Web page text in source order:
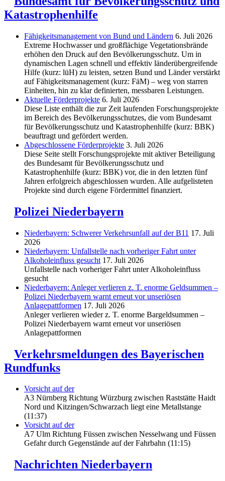
Katastrophenhilfe
Fähigkeitsmanagement von Bund und Ländern 6. Juli 2026
Extreme Hochwasser und großflächige Vegetationsbrände
erhöhen den Druck auf den Bevölkerungsschutz. Um in
dynamischen Lagen schnell und effektiv länderübergreifende
Hilfe (kurz: lüH) zu leisten, setzen Bund und Länder verstärkt
auf Fähigkeitsmanagement (kurz: FäM) – weg von starren
Einheiten, hin zu klar definierten, messbaren Leistungen.
Aktuelle Förderprojekte 6. Juli 2026
Diese Liste enthält die zur Zeit laufenden Forschungsprojekte
im Bereich des Be­völkerungs­schutzes, die vom Bundesamt
für Bevölkerungsschutz und Katastrophenhilfe (kurz: BBK)
beauftragt und gefördert werden.
Abgeschlos­sene Förderprojekte 3. Juli 2026
Diese Seite stellt Forschungsprojekte mit aktiver Beteiligung
des Bundesamt für Bevölkerungsschutz und
Katastrophenhilfe (kurz: BBK) vor, die in den letzten fünf
Jahren erfolgreich abgeschlossen wurden. Alle aufgelisteten
Projekte sind durch eigene Fördermittel finanziert.
Polizei Niederbayern
Niederbayern: Schwerer Verkehrsunfall auf der B11 17. Juli
2026
Niederbayern: Unfallstelle nach vorheriger Fahrt unter
Alkoholeinfluss gesucht 17. Juli 2026
Unfallstelle nach vorheriger Fahrt unter Alkoholeinfluss
gesucht
Niederbayern: Anleger verlieren z. T. enorme Geldsummen –
Polizei Niederbayern warnt erneut vor unseriösen
Anlagepattformen 17. Juli 2026
Anleger verlieren wieder z. T. enorme Bargeldsummen –
Polizei Niederbayern warnt erneut vor unseriösen
Anlagepattformen
Verkehrsmeldungen des Bayerischen
Rundfunks
Vorsicht auf der
A3 Nürnberg Richtung Würzburg zwischen Raststätte Haidt
Nord und Kitzingen/Schwarzach liegt eine Metallstange
(11:37)
Vorsicht auf der
A7 Ulm Richtung Füssen zwischen Nesselwang und Füssen
Gefahr durch Gegenstände auf der Fahrbahn (11:15)
Nachrichten Niederbayern